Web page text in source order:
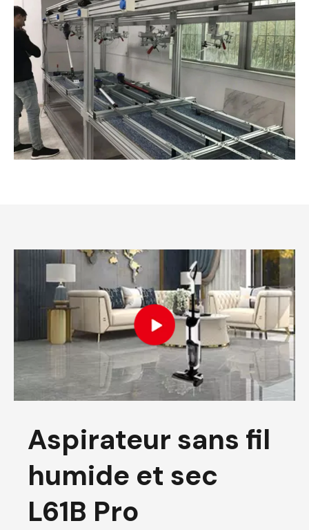
Aspirateur sans fil
humide et sec
L61B Pro